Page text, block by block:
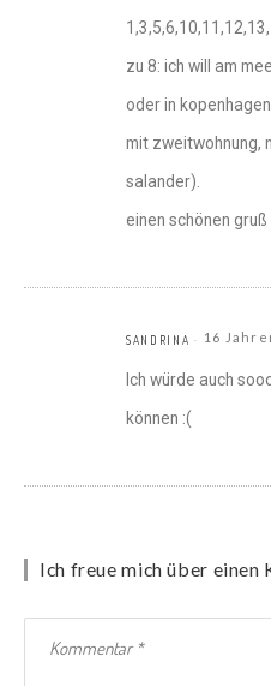
zu 8: ich will am
oder in
mit zweitwohnung,
salander).
einen schönen gruß
SANDRINA 16
Ich würde auch
können :(
Ich freue mich über einen